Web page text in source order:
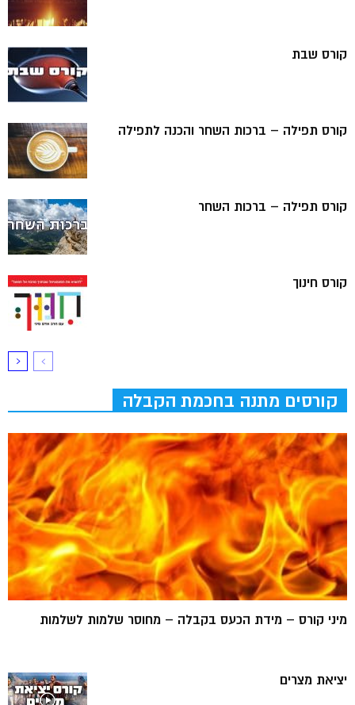
קורס שבת
קורס תפילה – ברכות השחר והכנה לתפילה
קורס תפילה – ברכות השחר
קורס חינוך
קורסים מתנה בחכמת הקבלה
מיני קורס – מידת הכעס בקבלה – מחוסר שלמות לשלמות
יציאת מצרים